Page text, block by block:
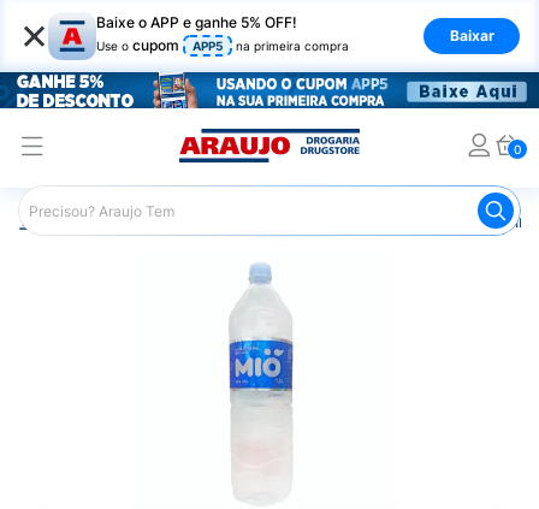
× Baixe o APP e ganhe 5% OFF!
Use o cupom APP5 na primeira compra
Baixar
0
Araujo Mercado Água